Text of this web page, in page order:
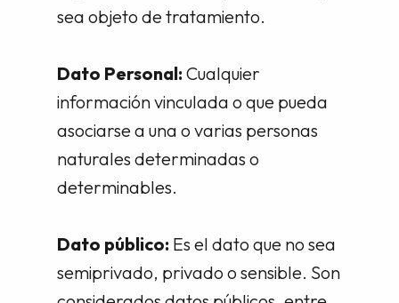
sea objeto de tratamiento.
Dato Personal: Cualquier
información vinculada o que pueda
asociarse a una o varias personas
naturales determinadas o
determinables.
Dato público: Es el dato que no sea
semiprivado, privado o sensible. Son